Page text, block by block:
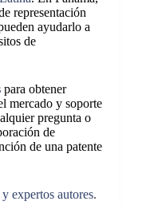
representación
ayudarlo a
de
para obtener
mercado y soporte
pregunta o
de
de una patente
expertos autores.